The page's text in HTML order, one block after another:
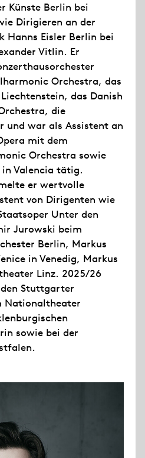
Künste Berlin bei
Dirigieren an der
Hanns Eisler Berlin bei
Vitlin. Er
Orchestra, das
das Danish
die
und war als Assistent an
mit dem
Orchestra sowie
Valencia tätig.
er wertvolle
von Dirigenten wie
Unter den
Jurowski beim
Berlin, Markus
in Venedig, Markus
Linz. 2025/26
Stuttgarter
Nationaltheater
sowie bei der